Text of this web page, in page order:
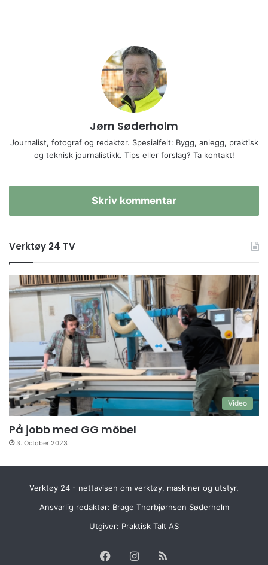
Jørn Søderholm
Journalist, fotograf og redaktør. Spesialfelt: Bygg, anlegg, praktisk
og teknisk journalistikk. Tips eller forslag? Ta kontakt!
Skriv kommentar
Verktøy 24 TV
Video
På jobb med GG möbel
3. October 2023
Verktøy 24 - nettavisen om verktøy, maskiner og utstyr.
Ansvarlig redaktør: Brage Thorbjørnsen Søderholm
Utgiver: Praktisk Talt AS
FacebookInstagram
RSS